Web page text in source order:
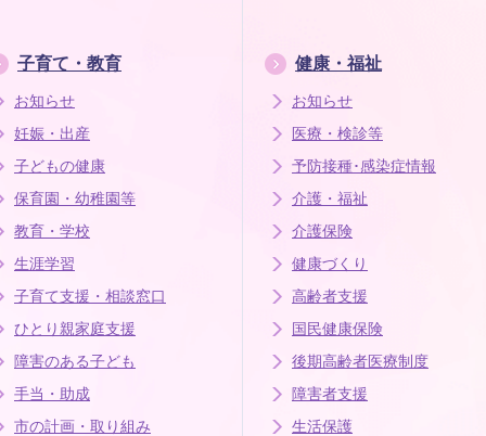
子育て・教育
お知らせ
妊娠・出産
子どもの健康
保育園・幼稚園等
教育・学校
生涯学習
子育て支援・相談窓口
ひとり親家庭支援
障害のある子ども
手当・助成
市の計画・取り組み
健康・福祉
お知らせ
医療・検診等
予防接種･感染症情報
介護・福祉
介護保険
健康づくり
高齢者支援
国民健康保険
後期高齢者医療制度
障害者支援
生活保護